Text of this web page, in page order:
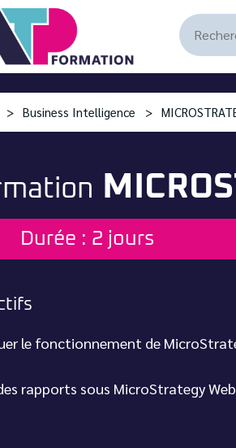
Business Intelligence
Durée : 2 jours
le fonctionnement de
rapports sous MicroStrategy Web.